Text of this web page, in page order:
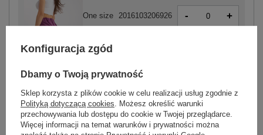
One size 2016103206926 - +
ZALOGUJ SIĘ I ZOBACZ CENĘ
Konfiguracja zgód
Dbamy o Twoją prywatność
Sklep korzysta z plików cookie w celu realizacji usług zgodnie z
Polityką dotyczącą cookies . Możesz określić warunki
przechowywania lub dostępu do cookie w Twojej przeglądarce.
Więcej informacji na temat warunków i prywatności można